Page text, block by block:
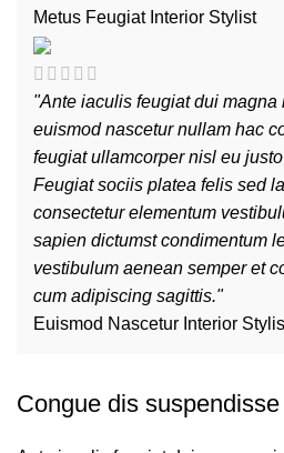
Metus Feugiat Interior Stylist
"Ante iaculis feugiat dui magna
euismod nascetur nullam hac
feugiat ullamcorper nisl eu
Feugiat sociis platea felis sed
consectetur elementum
sapien dictumst condimentum
vestibulum aenean semper et
cum adipiscing sagittis."
Euismod Nascetur Interior
Congue dis suspendisse